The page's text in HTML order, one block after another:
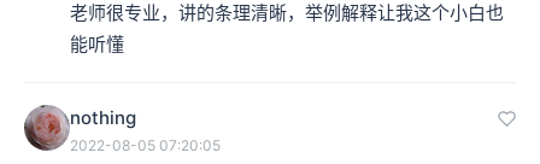
老师很专业，讲的条理清晰，举例解释让我这个小白也
能听懂
nothing
2022-08-05 07:20:05